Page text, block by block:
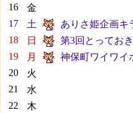
16
金
17
土
ありさ姫企画キ
18
日
第3回とってお
19
月
神保町ワイワイ
20
火
21
水
22
木